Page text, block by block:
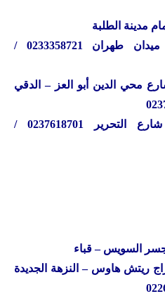
11 شارع طهران – ميدان طهران 0233358721 /
محي الدين أبو العز – الدقي
۷ شارع عدي من شارع التحرير 0237618701 /
ريتش هاوس – النزهة الجديدة